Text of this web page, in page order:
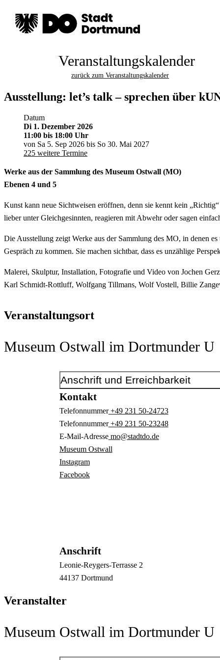
Veranstaltungskalender
zurück zum Veranstaltungskalender
Ausstellung: let’s talk – sprechen über
Datum
Di 1. Dezember 2026
11:00 bis 18:00 Uhr
von Sa 5. Sep 2026 bis So 30. Mai 2027
225 weitere Termine
Werke aus der Sammlung des Museum Ostwall (MO)
Ebenen 4 und 5
Kunst kann neue Sichtweisen eröffnen, denn sie kennt kein
lieber unter Gleichgesinnten, reagieren mit Abwehr oder sagen
Die Ausstellung zeigt Werke aus der Sammlung des MO, in denen
Gespräch zu kommen. Sie machen sichtbar, dass es unzählige
Malerei, Skulptur, Installation, Fotografie und Video von Jochen
Karl Schmidt-Rottluff, Wolfgang Tillmans, Wolf Vostell, Billie
Veranstaltungsort
Museum Ostwall im Dortmunder U
Anschrift und Erreichbarkeit
Kontakt
Telefonnummer+49 231 50-24723
Telefonnummer+49 231 50-23248
E-Mail-Adressemo@stadtdo.de
Museum Ostwall
Instagram
Facebook
Anschrift
Leonie-Reygers-Terrasse 2
44137 Dortmund
Veranstalter
Museum Ostwall im Dortmunder U